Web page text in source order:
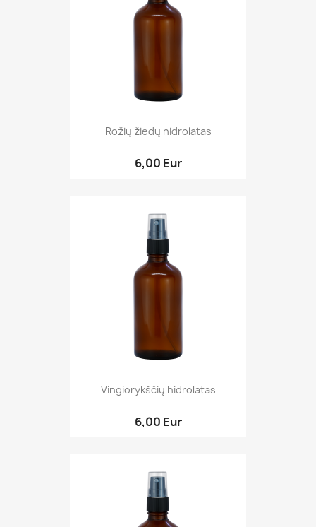
Rožių žiedų hidrolatas
6,00 Eur
Vingiorykščių hidrolatas
6,00 Eur